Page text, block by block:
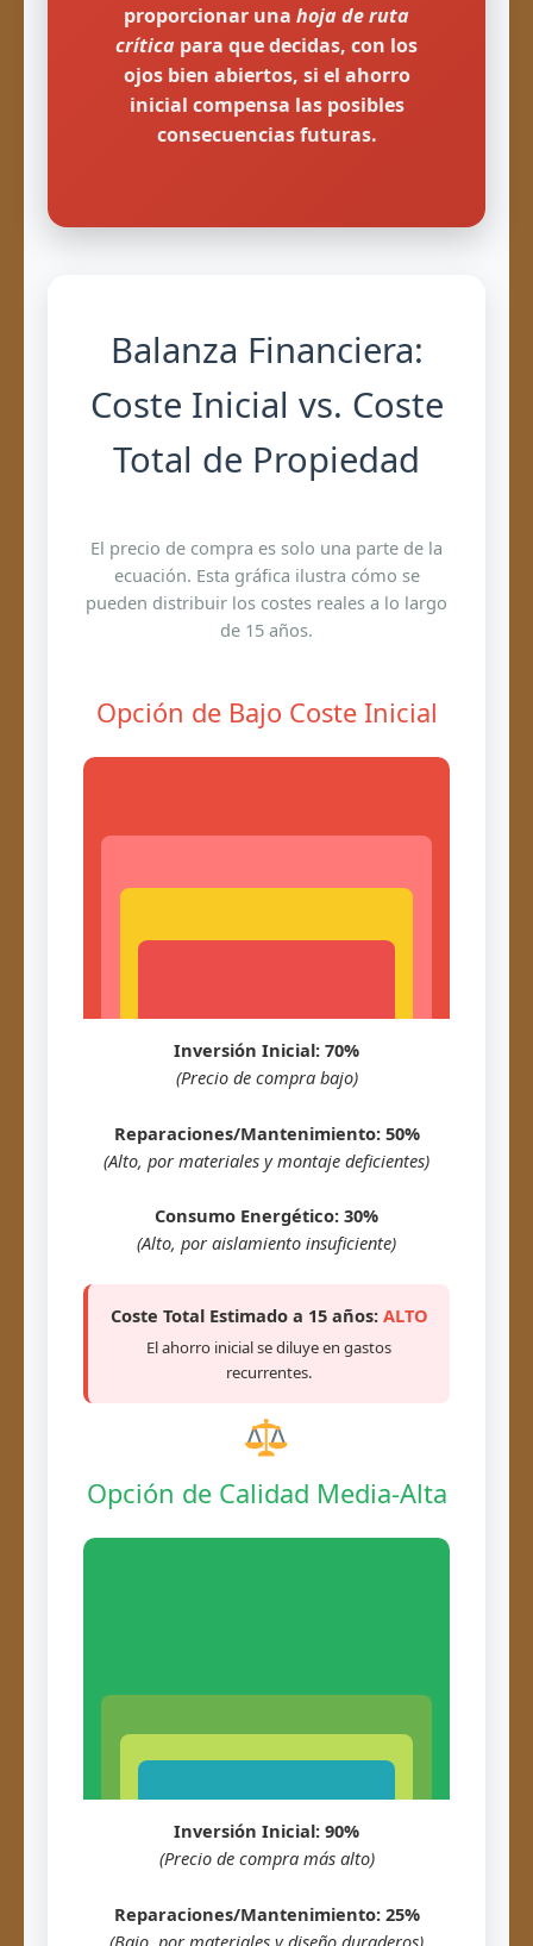
proporcionar una hoja de ruta
crítica para que decidas, con los
ojos bien abiertos, si el ahorro
inicial compensa las posibles
consecuencias futuras.
Balanza Financiera:
Coste Inicial vs. Coste
Total de Propiedad
El precio de compra es solo una parte de la
ecuación. Esta gráfica ilustra cómo se
pueden distribuir los costes reales a lo largo
de 15 años.
Opción de Bajo Coste Inicial
Inversión Inicial: 70%
(Precio de compra bajo)
Reparaciones/Mantenimiento: 50%
(Alto, por materiales y montaje deficientes)
Consumo Energético: 30%
(Alto, por aislamiento insuficiente)
Coste Total Estimado a 15 años: ALTO
El ahorro inicial se diluye en gastos
recurrentes.
Opción de Calidad Media-Alta
Inversión Inicial: 90%
(Precio de compra más alto)
Reparaciones/Mantenimiento: 25%
(Bajo, por materiales y diseño duraderos)